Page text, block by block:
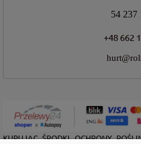
54 237
+48 662
KUPUJĄC ŚRODKI OCHRONY